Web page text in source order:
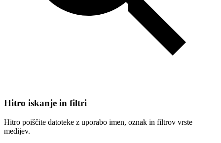
Hitro iskanje in filtri
Hitro poiščite datoteke z uporabo imen, oznak in filtrov vrste
medijev.